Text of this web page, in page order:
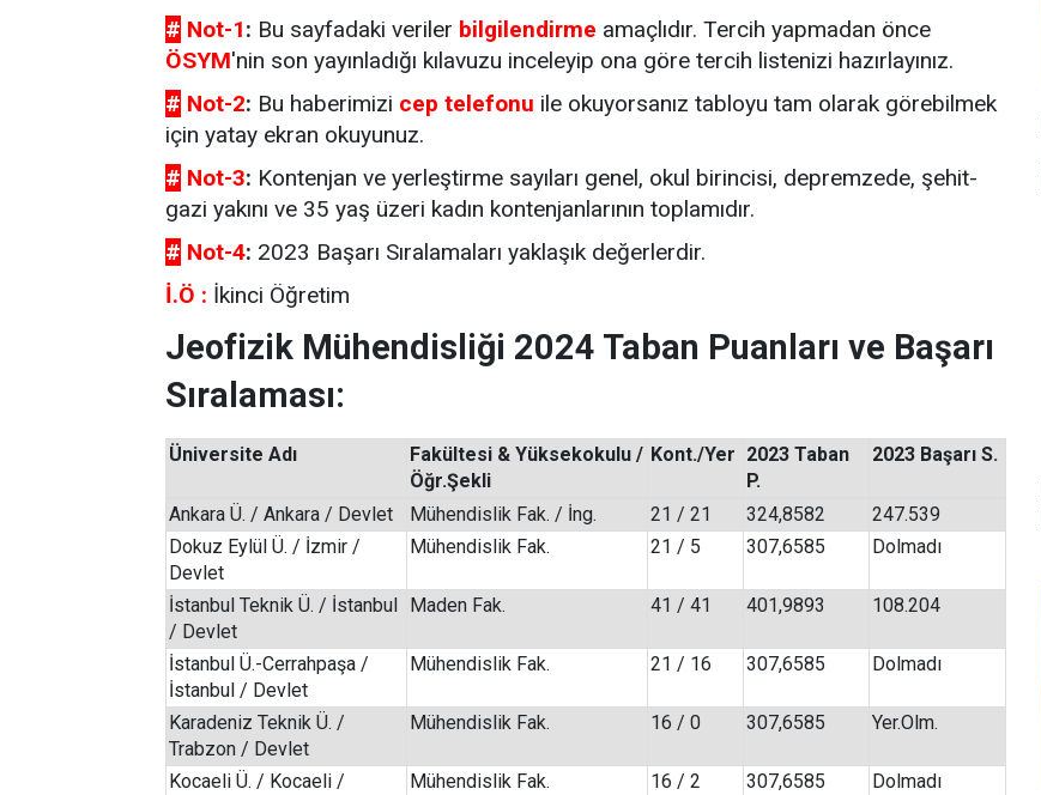
# Not-1: Bu sayfadaki veriler bilgilendirme amaçlıdır. Tercih yapmadan önce
ÖSYM'nin son yayınladığı kılavuzu inceleyip ona göre tercih listenizi hazırlayınız.
# Not-2: Bu haberimizi cep telefonu ile okuyorsanız tabloyu tam olarak görebilmek
için yatay ekran okuyunuz.
# Not-3: Kontenjan ve yerleştirme sayıları genel, okul birincisi, depremzede, şehit-
gazi yakını ve 35 yaş üzeri kadın kontenjanlarının toplamıdır.
# Not-4: 2023 Başarı Sıralamaları yaklaşık değerlerdir.
İ.Ö : İkinci Öğretim
Jeofizik Mühendisliği 2024 Taban Puanları ve Başarı
Sıralaması:
Üniversite Adı
Fakültesi & Yüksekokulu /
Öğr.Şekli
Kont./Yer 2023 Taban
P.
2023 Başarı S.
Ankara Ü. / Ankara / Devlet Mühendislik Fak. / İng. 21 / 21 324,8582
247.539
Dokuz Eylül Ü. / İzmir /
Devlet
Mühendislik Fak. 21 / 5 307,6585 Dolmadı
İstanbul Teknik Ü. / İstanbul
/ Devlet
Maden Fak. 41 / 41 401,9893 108.204
İstanbul Ü.-Cerrahpaşa /
İstanbul / Devlet
Mühendislik Fak. 21 / 16 307,6585 Dolmadı
Karadeniz Teknik Ü. /
Trabzon / Devlet
Mühendislik Fak. 16 / 0 307,6585 Yer.Olm.
Kocaeli Ü. / Kocaeli /
Mühendislik Fak. 16 / 2 307,6585 Dolmadı